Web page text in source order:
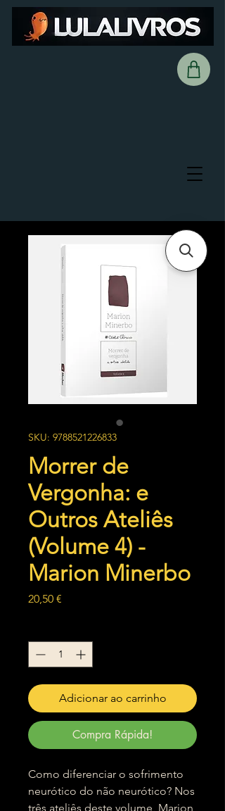
SKU: 9788521226833
Morrer de
Vergonha: e
Outros Ateliês
(Volume 4) -
Marion Minerbo
20,50 €
Adicionar ao carrinho
Compra Rápida!
Como diferenciar o sofrimento
neurótico do não neurótico? Nos
três ateliês deste volume, Marion